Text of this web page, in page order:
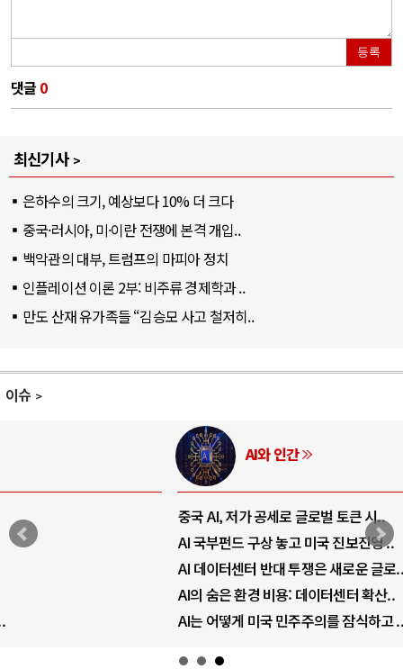
등록
댓글 0
최신기사
은하수의 크기, 예상보다 10% 더 크다
중국·러시아, 미·이란 전쟁에 본격 개입..
백악관의 대부, 트럼프의 마피아 정치
인플레이션 이론 2부: 비주류 경제학과 ..
만도 산재 유가족들 “김승모 사고 철저히..
이슈
중국 AI, 저가 공세로 글로벌 토큰 시..
AI 국부펀드 구상 놓고 미국 진보진영 ..
AI 데이터센터 반대 투쟁은 새로운 글로..
AI의 숨은 환경 비용: 데이터센터 확산..
AI는 어떻게 미국 민주주의를 잠식하고 ..